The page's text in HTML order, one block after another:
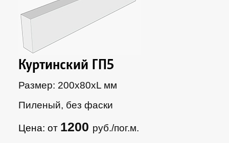
Куртинский ГП5
Размер: 200х80xL мм
Пиленый, без фаски
Цена: от 1200 руб./пог.м.